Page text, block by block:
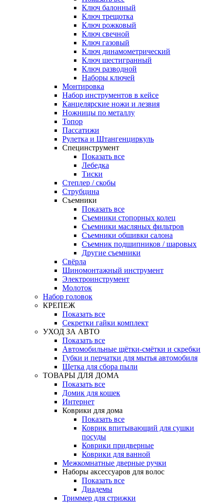
Ключ балонный
Ключ трещотка
Ключ рожковый
Ключ свечной
Ключ газовый
Ключ динамометрический
Ключ шестигранный
Ключ разводной
Наборы ключей
Монтировка
Набор инструментов в кейсе
Канцелярские ножи и лезвия
Ножницы по металлу
Топор
Пассатижи
Рулетка и Штангенциркуль
Специнструмент
Показать все
Лебедка
Тиски
Степлер / скобы
Струбцина
Съемники
Показать все
Съемники стопорных колец
Съемники масляных фильтров
Съемники обшивки салона
Съемник подшипников / шаровых
Другие съемники
Свёрла
Шиномонтажный инструмент
Электроинструмент
Молоток
Набор головок
КРЕПЕЖ
Показать все
Секретки гайки комплект
УХОД ЗА АВТО
Показать все
Автомобильные щётки-смётки и скребки
Губки и перчатки для мытья автомобиля
Щетка для сбора пыли
ТОВАРЫ ДЛЯ ДОМА
Показать все
Домик для кошек
Интернет
Коврики для дома
Показать все
Коврик впитывающий для сушки
посуды
Коврики придверные
Коврики для ванной
Межкомнатные дверные ручки
Наборы аксессуаров для волос
Показать все
Диадемы
Триммер для стрижки